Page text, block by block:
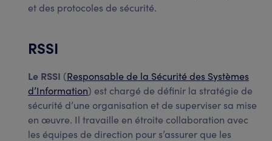
et des protocoles de sécurité.
RSSI
Le RSSI (Responsable de la Sécurité des Systèmes
d’Information) est chargé de définir la stratégie de
sécurité d’une organisation et de superviser sa mise
en œuvre. Il travaille en étroite collaboration avec
les équipes de direction pour s’assurer que les